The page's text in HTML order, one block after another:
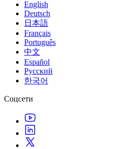
English
Deutsch
日本語
Français
Português
中文
Español
Русский
한국어
Соцсети